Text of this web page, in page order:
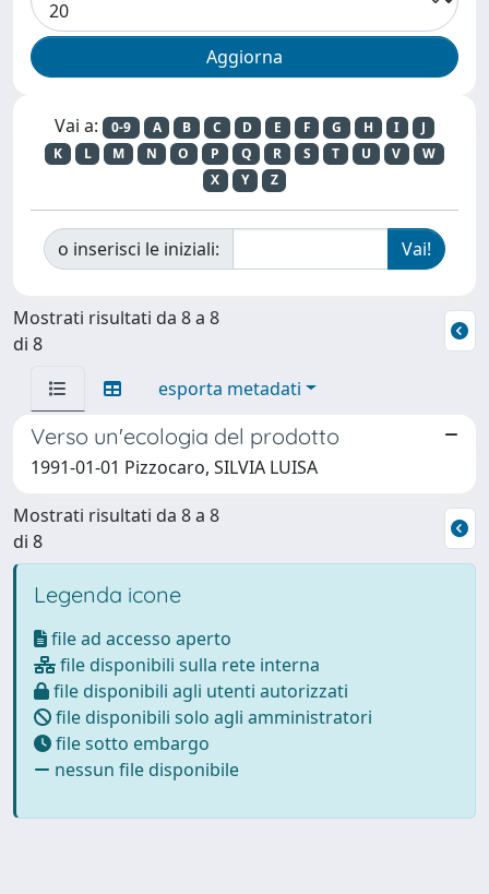
Vai a: 0-9 A B C D E F G H I
J
K
L M N O P Q R S T U V
W
X
Y Z
o inserisci le iniziali:
Mostrati risultati da 8 a 8
di 8
esporta metadati
Verso un'ecologia del prodotto
1991-01-01 Pizzocaro, SILVIA LUISA
Mostrati risultati da 8 a 8
di 8
Legenda icone
file ad accesso aperto
file disponibili sulla rete interna
file disponibili agli utenti autorizzati
file disponibili solo agli amministratori
file sotto embargo
nessun file disponibile